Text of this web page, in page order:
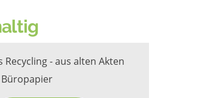
- aus alten Akten